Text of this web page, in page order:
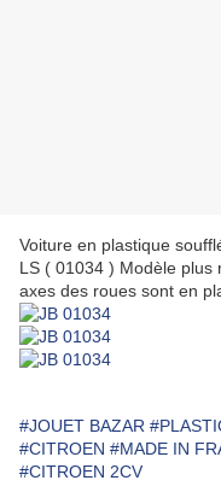
Voiture en plastique
LS ( 01034 ) Modèle
axes des roues sont en
#JOUET BAZAR
#CITROEN #MADE IN
#CITROEN 2CV